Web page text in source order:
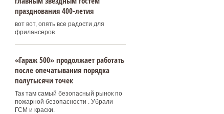
празднования 400‑летия
вот вот, опять все радости для
фрилансеров
«Гараж 500» продолжает работать
после опечатывания порядка
полутысячи точек
Так там самый безопасный рынок по
пожарной безопасности . Убрали
ГСМ и краски.